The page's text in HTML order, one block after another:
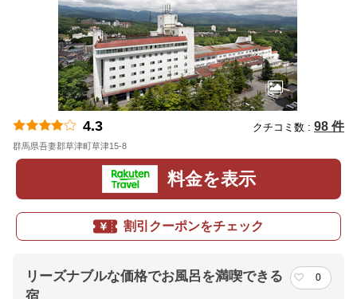
4.3 クチコミ数 : 98 件
群馬県吾妻郡草津町草津15-8
料金を表示
割引クーポンをチェック
リーズナブルな価格でお風呂を満喫できる
宿
0